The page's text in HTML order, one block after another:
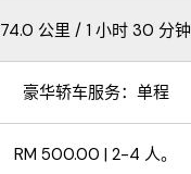
74.0 公里 / 1 小时 30 分钟
豪华轿车服务：单程
RM 500.00 | 2-4 人。